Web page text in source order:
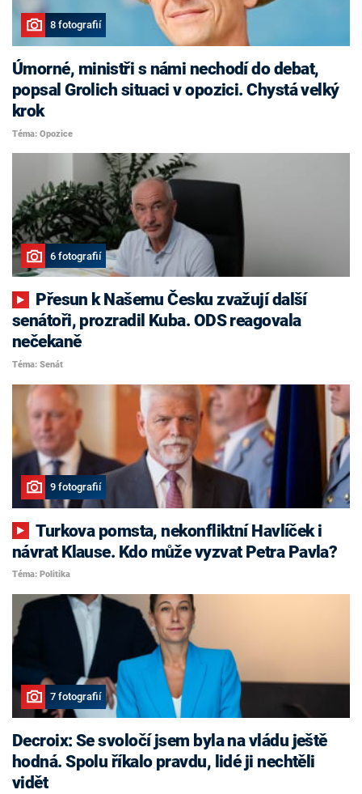
8 fotografií
Úmorné, ministři s námi nechodí do debat,
popsal Grolich situaci v opozici. Chystá velký
krok
Téma: Opozice
6 fotografií
senátoři, prozradil Kuba. ODS reagovala
nečekaně
Téma: Senát
9 fotografií
Turkova pomsta, nekonfliktní Havlíček i
návrat Klause. Kdo může vyzvat Petra Pavla?
Téma: Politika
7 fotografií
Decroix: Se svoločí jsem byla na vládu ještě
hodná. Spolu říkalo pravdu, lidé ji nechtěli
vidět